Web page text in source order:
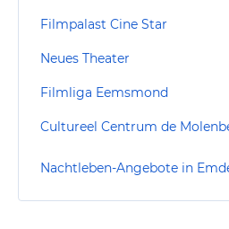
Filmpalast Cine Star
Neues Theater
Filmliga Eemsmond
Cultureel Centrum de
Nachtleben-Angebote in